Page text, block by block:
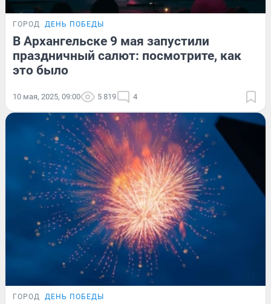
ГОРОД ДЕНЬ ПОБЕДЫ
В Архангельске 9 мая запустили
праздничный салют: посмотрите, как
это было
10 мая, 2025, 09:00 5 819 4
ГОРОД ДЕНЬ ПОБЕДЫ